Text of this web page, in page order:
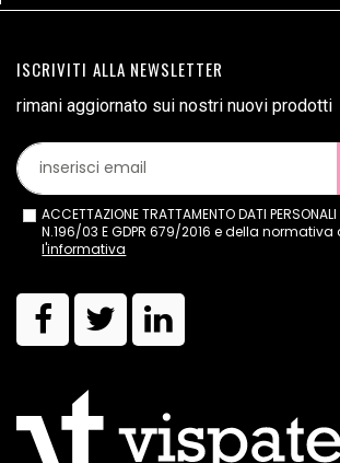
ISCRIVITI ALLA NEWSLETTER
rimani aggiornato sui nostri nuovi prodotti
ACCETTAZIONE TRATTAMENTO DATI PERSONALI
N.196/03 E GDPR 679/2016 e della
l'informativa